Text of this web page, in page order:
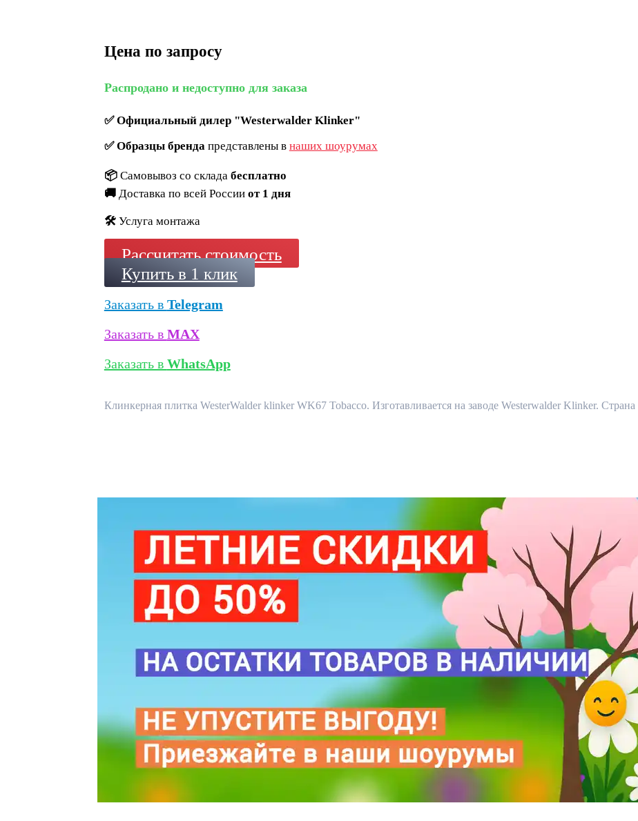
Цена по запросу
Распродано и недоступно для заказа
✅Официальный дилер "Westerwalder Klinker"
✅Образцы брендапредставлены в наших шоурумах
📦 Самовывоз со склада бесплатно
🚚 Доставка по всей России от 1 дня
🛠️ Услуга монтажа
Рассчитать стоимость
Купить в 1 клик
Заказать в Telegram
Заказать в MAX
Заказать в WhatsApp
Клинкерная плитка WesterWalder klinker WK67 Tobacco. Изготавливается на заводе Westerwalder Klinker.